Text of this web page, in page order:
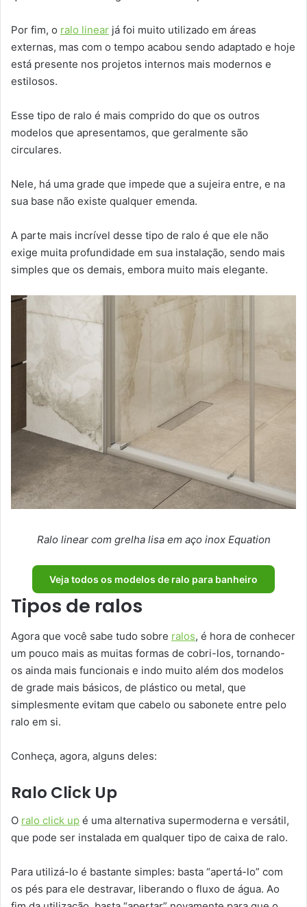
Por fim, o ralo linear já foi muito utilizado em áreas
externas, mas com o tempo acabou sendo adaptado e hoje
está presente nos projetos internos mais modernos e
estilosos.
Esse tipo de ralo é mais comprido do que os outros
modelos que apresentamos, que geralmente são
circulares.
Nele, há uma grade que impede que a sujeira entre, e na
sua base não existe qualquer emenda.
A parte mais incrível desse tipo de ralo é que ele não
exige muita profundidade em sua instalação, sendo mais
simples que os demais, embora muito mais elegante.
Ralo linear com grelha lisa em aço inox Equation
Veja todos os modelos de ralo para banheiro
Tipos de ralos
Agora que você sabe tudo sobre ralos, é hora de conhecer
um pouco mais as muitas formas de cobri-los, tornando-
os ainda mais funcionais e indo muito além dos modelos
de grade mais básicos, de plástico ou metal, que
simplesmente evitam que cabelo ou sabonete entre pelo
ralo em si.
Conheça, agora, alguns deles:
Ralo Click Up
O ralo click up é uma alternativa supermoderna e versátil,
que pode ser instalada em qualquer tipo de caixa de ralo.
Para utilizá-lo é bastante simples: basta “apertá-lo” com
os pés para ele destravar, liberando o fluxo de água. Ao